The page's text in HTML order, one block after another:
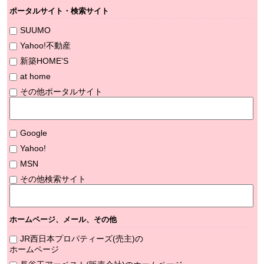
ポータルサイト・検索サイト
SUUMO
Yahoo!不動産
新築HOME’S
at home
その他ポータルサイト
Google
Yahoo!
MSN
その他検索サイト
ホームページ、メール、その他
JR西日本プロパティーズ(売主)の
ホームページ